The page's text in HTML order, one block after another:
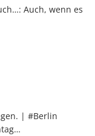
Auch, wenn es
| #Berlin